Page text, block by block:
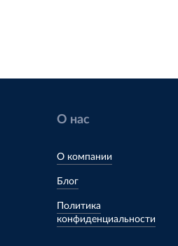
О нас
О компании
Блог
Политика
конфиденциальности